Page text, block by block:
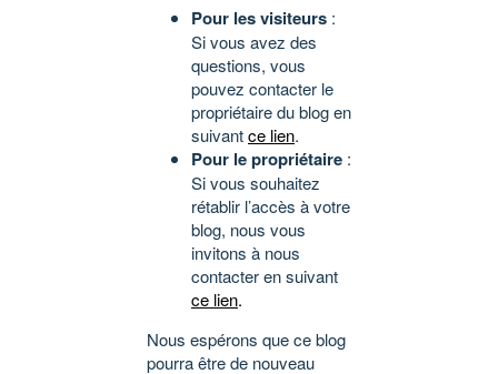
Pour les visiteurs :
Si vous avez des
questions, vous
pouvez contacter le
propriétaire du blog en
suivantce lien.
Pour le propriétaire :
Si vous souhaitez
rétablir l’accès à votre
blog, nous vous
invitons à nous
contacter en suivant
ce lien.
Nous espérons que ce blog
pourra être de nouveau